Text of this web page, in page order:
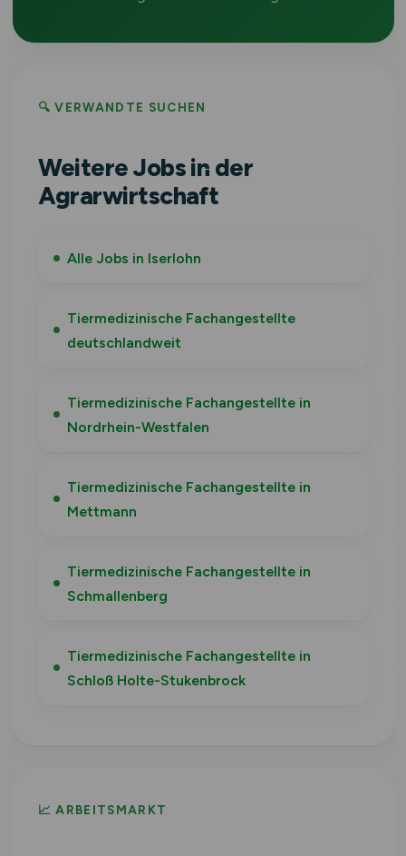
🔍 VERWANDTE SUCHEN
Weitere Jobs in der
Agrarwirtschaft
Alle Jobs in Iserlohn
Tiermedizinische Fachangestellte
deutschlandweit
Tiermedizinische Fachangestellte in
Nordrhein-Westfalen
Tiermedizinische Fachangestellte in
Mettmann
Tiermedizinische Fachangestellte in
Schmallenberg
Tiermedizinische Fachangestellte in
Schloß Holte-Stukenbrock
📈 ARBEITSMARKT